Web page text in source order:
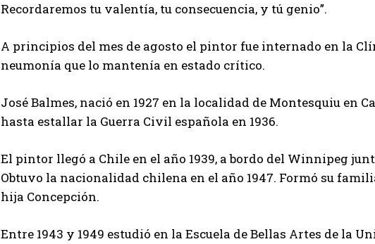
Recordaremos tu valentía, tu consecuencia, y tú genio”.
A principios del mes de agosto el pintor fue internado en la
neumonía que lo mantenía en estado crítico.
José Balmes, nació en 1927 en la localidad de Montesquiu en
hasta estallar la Guerra Civil española en 1936.
El pintor llegó a Chile en el año 1939, a bordo del Winnipeg
Obtuvo la nacionalidad chilena en el año 1947. Formó su
hija Concepción.
Entre 1943 y 1949 estudió en la Escuela de Bellas Artes de la